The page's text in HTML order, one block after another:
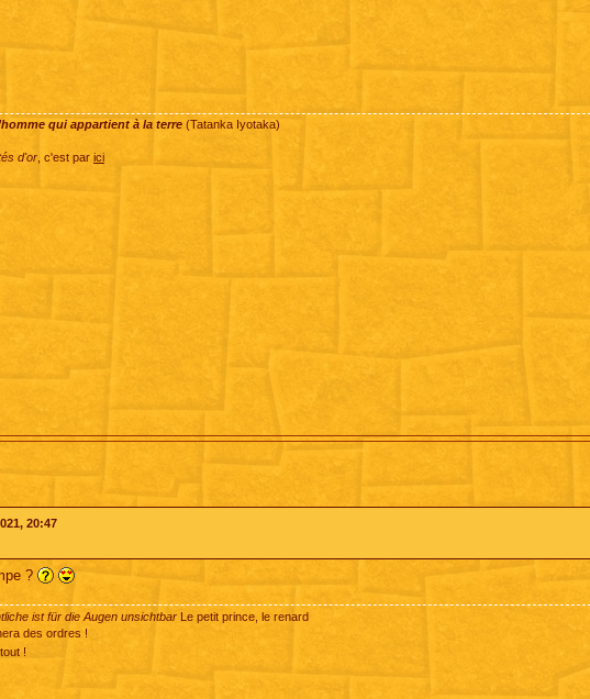
qui appartient à la terre (Tatanka Iyotaka)
d'or , c'est par ici
20:47
?
ist für die Augen unsichtbar Le petit prince, le renard
des ordres !
!